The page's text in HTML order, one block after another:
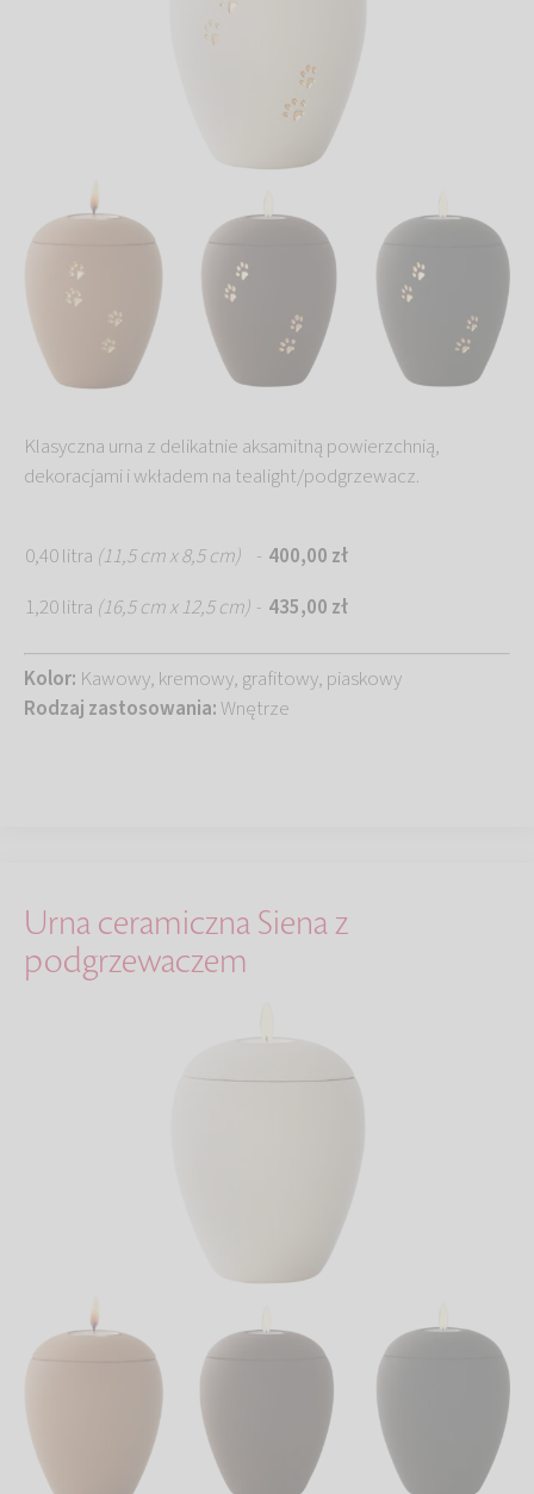
Klasyczna urna z delikatnie aksamitną powierzchnią,
dekoracjami i wkładem na tealight/podgrzewacz.
0,40 litra (11,5 cm x 8,5 cm) - 400,00 zł
1,20 litra (16,5 cm x 12,5 cm) - 435,00 zł
Kolor: Kawowy, kremowy, grafitowy, piaskowy
Rodzaj zastosowania:Wnętrze
Urna ceramiczna Siena z
podgrzewaczem